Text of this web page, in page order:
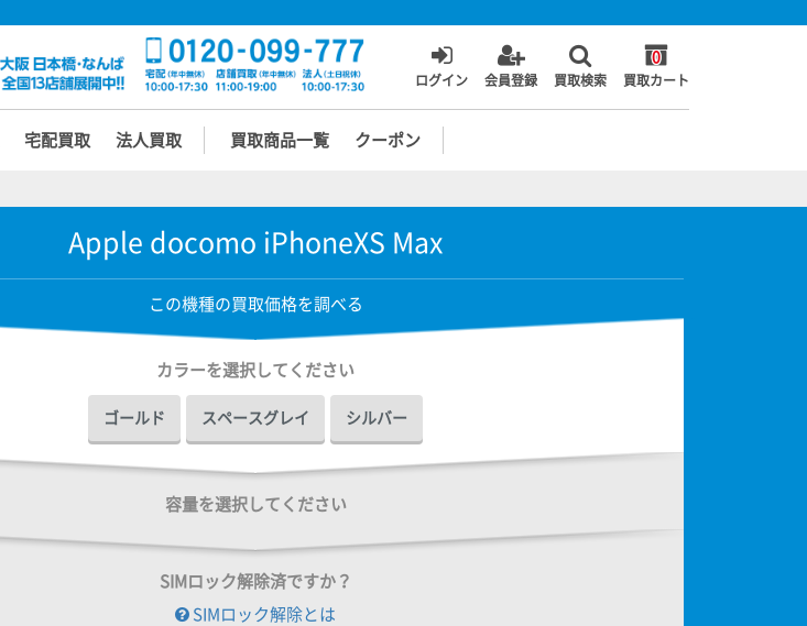
ログイン 会員登録 買取検索
0
買取カート
宅配買取 法人買取 買取商品一覧 クーポン
Apple docomo iPhoneXS Max
この機種の買取価格を調べる
カラーを選択してください
ゴールド スペースグレイ シルバー
容量を選択してください
SIMロック解除済ですか？
SIMロック解除とは